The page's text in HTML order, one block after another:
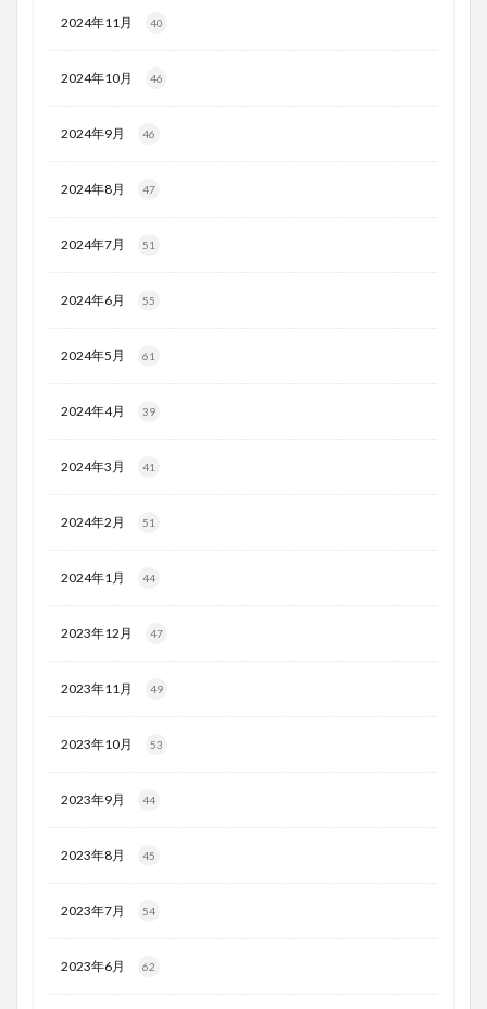
2024年11月 40
2024年10月 46
2024年9月 46
2024年8月 47
2024年7月 51
2024年6月 55
2024年5月 61
2024年4月 39
2024年3月 41
2024年2月 51
2024年1月 44
2023年12月 47
2023年11月 49
2023年10月 53
2023年9月 44
2023年8月 45
2023年7月 54
2023年6月 62